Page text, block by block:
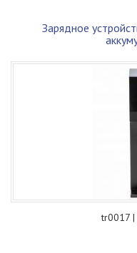
Зарядное
tr0017 |